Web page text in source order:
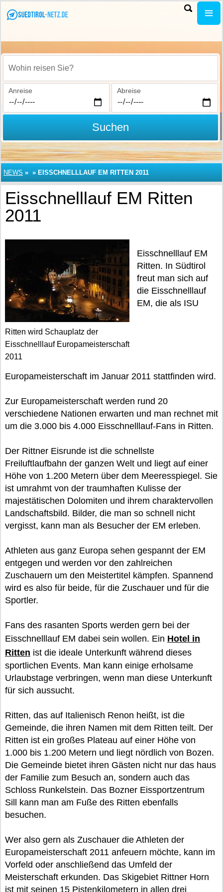
Wohin reisen Sie?
Anreise Abreise
Suchen
NEWS » » EISSCHNELLLAUF EM RITTEN 2011
Eisschnelllauf EM Ritten
2011
Ritten wird Schauplatz der
Eisschnelllauf Europameisterschaft
2011
Eisschnelllauf EM
Ritten. In Südtirol
freut man sich auf
die Eisschnelllauf
EM, die als ISU
Europameisterschaft im Januar 2011 stattfinden wird.
Zur Europameisterschaft werden rund 20
verschiedene Nationen erwarten und man rechnet mit
um die 3.000 bis 4.000 Eisschnelllauf-Fans in Ritten.
Der Rittner Eisrunde ist die schnellste
Freiluftlaufbahn der ganzen Welt und liegt auf einer
Höhe von 1.200 Metern über dem Meeresspiegel. Sie
ist umrahmt von der traumhaften Kulisse der
majestätischen Dolomiten und ihrem charaktervollen
Landschaftsbild. Bilder, die man so schnell nicht
vergisst, kann man als Besucher der EM erleben.
Athleten aus ganz Europa sehen gespannt der EM
entgegen und werden vor den zahlreichen
Zuschauern um den Meistertitel kämpfen. Spannend
wird es also für beide, für die Zuschauer und für die
Sportler.
Fans des rasanten Sports werden gern bei der
Eisschnelllauf EM dabei sein wollen. Ein Hotel in
Ritten ist die ideale Unterkunft während dieses
sportlichen Events. Man kann einige erholsame
Urlaubstage verbringen, wenn man diese Unterkunft
für sich aussucht.
Ritten, das auf Italienisch Renon heißt, ist die
Gemeinde, die ihren Namen mit dem Ritten teilt. Der
Ritten ist ein großes Plateau auf einer Höhe von
1.000 bis 1.200 Metern und liegt nördlich von Bozen.
Die Gemeinde bietet ihren Gästen nicht nur das haus
der Familie zum Besuch an, sondern auch das
Schloss Runkelstein. Das Bozner Eissportzentrum
Sill kann man am Fuße des Ritten ebenfalls
besuchen.
Wer also gern als Zuschauer die Athleten der
Europameisterschaft 2011 anfeuern möchte, kann im
Vorfeld oder anschließend das Umfeld der
Meisterschaft erkunden. Das Skigebiet Rittner Horn
ist mit seinen 15 Pistenkilometern in allen drei